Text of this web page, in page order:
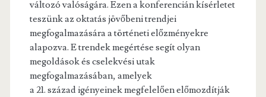
változó valóságára. Ezen a konferencián kísérletet
teszünk az oktatás jövőbeni trendjei
megfogalmazására a történeti előzményekre
alapozva. E trendek megértése segít olyan
megoldások és cselekvési utak
megfogalmazásában, amelyek
a 21. század igényeinek megfelelően előmozdítják